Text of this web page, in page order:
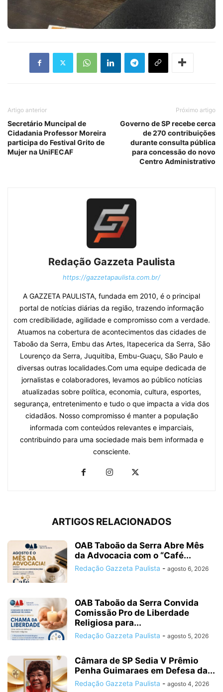
Artigo anterior
Secretário Muncipal de
Cidadania Professor Moreira
participa do Festival Grito de
Mujer na UniFECAF
Próximo artigo
Governo de SP recebe cerca
de 270 contribuições
durante consulta pública
para concessão do novo
Centro Administrativo
Redação Gazzeta Paulista
https://gazzetapaulista.com.br/
A GAZZETA PAULISTA, fundada em 2010, é o principal
portal de notícias diárias da região, trazendo informação
com credibilidade, agilidade e compromisso com a verdade.
Atuamos na cobertura de acontecimentos das cidades de
Taboão da Serra, Embu das Artes, Itapecerica da Serra, São
Lourenço da Serra, Juquitiba, Embu-Guaçu, São Paulo e
diversas outras localidades.Com uma equipe dedicada de
jornalistas e colaboradores, levamos ao público notícias
atualizadas sobre política, economia, cultura, esportes,
segurança, entretenimento e tudo o que impacta a vida dos
cidadãos. Nosso compromisso é manter a população
informada com conteúdos relevantes e imparciais,
contribuindo para uma sociedade mais bem informada e
consciente.
ARTIGOS RELACIONADOS
OAB Taboão da Serra Abre Mês
da Advocacia com o “Café...
Redação Gazzeta Paulista - agosto 6, 2026
OAB Taboão da Serra Convida
Comissão Pro de Liberdade
Religiosa para...
Redação Gazzeta Paulista - agosto 5, 2026
Câmara de SP Sedia V Prêmio
Penha Guimaraes em Defesa da...
Redação Gazzeta Paulista - agosto 4, 2026